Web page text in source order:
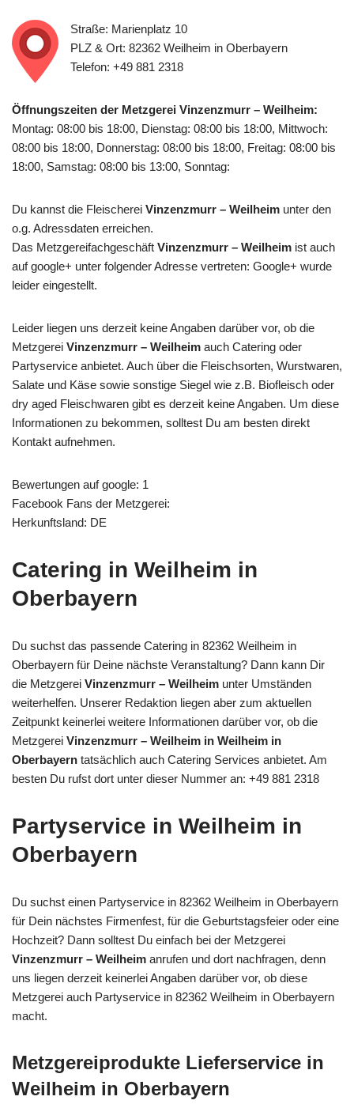
Straße: Marienplatz 10
PLZ & Ort: 82362 Weilheim in Oberbayern
Telefon: +49 881 2318
Öffnungszeiten der Metzgerei Vinzenzmurr – Weilheim:
Montag: 08:00 bis 18:00, Dienstag: 08:00 bis 18:00, Mittwoch:
08:00 bis 18:00, Donnerstag: 08:00 bis 18:00, Freitag: 08:00 bis
18:00, Samstag: 08:00 bis 13:00, Sonntag:
Du kannst die Fleischerei Vinzenzmurr – Weilheim unter den
o.g. Adressdaten erreichen.
Das Metzgereifachgeschäft Vinzenzmurr – Weilheim ist auch
auf google+ unter folgender Adresse vertreten: Google+ wurde
leider eingestellt.
Leider liegen uns derzeit keine Angaben darüber vor, ob die
Metzgerei Vinzenzmurr – Weilheim auch Catering oder
Partyservice anbietet. Auch über die Fleischsorten, Wurstwaren,
Salate und Käse sowie sonstige Siegel wie z.B. Biofleisch oder
dry aged Fleischwaren gibt es derzeit keine Angaben. Um diese
Informationen zu bekommen, solltest Du am besten direkt
Kontakt aufnehmen.
Bewertungen auf google: 1
Facebook Fans der Metzgerei:
Herkunftsland: DE
Catering in Weilheim in
Oberbayern
Du suchst das passende Catering in 82362 Weilheim in
Oberbayern für Deine nächste Veranstaltung? Dann kann Dir
die Metzgerei Vinzenzmurr – Weilheim unter Umständen
weiterhelfen. Unserer Redaktion liegen aber zum aktuellen
Zeitpunkt keinerlei weitere Informationen darüber vor, ob die
Metzgerei Vinzenzmurr – Weilheim in Weilheim in
Oberbayern tatsächlich auch Catering Services anbietet. Am
besten Du rufst dort unter dieser Nummer an: +49 881 2318
Partyservice in Weilheim in
Oberbayern
Du suchst einen Partyservice in 82362 Weilheim in Oberbayern
für Dein nächstes Firmenfest, für die Geburtstagsfeier oder eine
Hochzeit? Dann solltest Du einfach bei der Metzgerei
Vinzenzmurr – Weilheim anrufen und dort nachfragen, denn
uns liegen derzeit keinerlei Angaben darüber vor, ob diese
Metzgerei auch Partyservice in 82362 Weilheim in Oberbayern
macht.
Metzgereiprodukte Lieferservice in
Weilheim in Oberbayern